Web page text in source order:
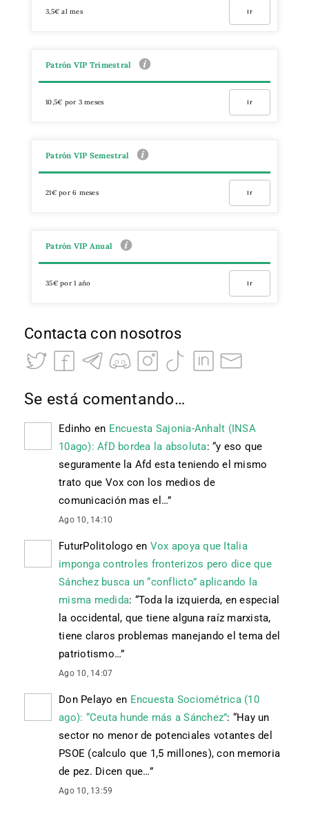
3,5€ al mes Ir
Patrón VIP Trimestral
10,5€ por 3 meses Ir
Patrón VIP Semestral
21€ por 6 meses Ir
Patrón VIP Anual
35€ por 1 año Ir
Contacta con nosotros
Se está comentando…
Edinho en Encuesta Sajonia-Anhalt (INSA
10ago): AfD bordea la absoluta: “y eso que
seguramente la Afd esta teniendo el mismo
trato que Vox con los medios de
comunicación mas el…”
Ago 10, 14:10
FuturPolitologo en Vox apoya que Italia
imponga controles fronterizos pero dice que
Sánchez busca un “conflicto” aplicando la
misma medida: “Toda la izquierda, en especial
la occidental, que tiene alguna raíz marxista,
tiene claros problemas manejando el tema del
patriotismo…”
Ago 10, 14:07
Don Pelayo en Encuesta Sociométrica (10
ago): “Ceuta hunde más a Sánchez”: “Hay un
sector no menor de potenciales votantes del
PSOE (calculo que 1,5 millones), con memoria
de pez. Dicen que…”
Ago 10, 13:59